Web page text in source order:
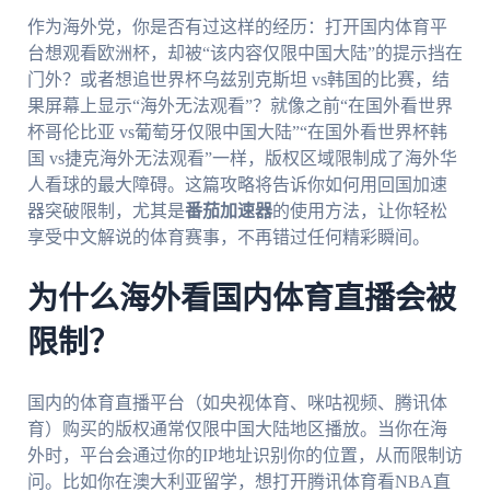
作为海外党，你是否有过这样的经历：打开国内体育平
台想观看欧洲杯，却被“该内容仅限中国大陆”的提示挡在
门外？或者想追世界杯乌兹别克斯坦 vs韩国的比赛，结
果屏幕上显示“海外无法观看”？就像之前“在国外看世界
杯哥伦比亚 vs葡萄牙仅限中国大陆”“在国外看世界杯韩
国 vs捷克海外无法观看”一样，版权区域限制成了海外华
人看球的最大障碍。这篇攻略将告诉你如何用回国加速
器突破限制，尤其是番茄加速器的使用方法，让你轻松
享受中文解说的体育赛事，不再错过任何精彩瞬间。
为什么海外看国内体育直播会被
限制？
国内的体育直播平台（如央视体育、咪咕视频、腾讯体
育）购买的版权通常仅限中国大陆地区播放。当你在海
外时，平台会通过你的IP地址识别你的位置，从而限制访
问。比如你在澳大利亚留学，想打开腾讯体育看NBA直